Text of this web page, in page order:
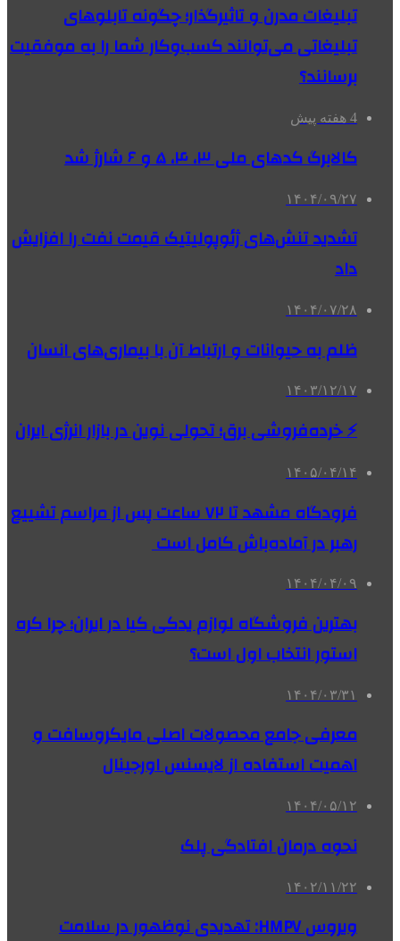
تبلیغات مدرن و تاثیرگذار؛ چگونه تابلوهای
تبلیغاتی می‌توانند کسب‌وکار شما را به موفقیت
برسانند؟
4 هفته پیش
کالابرگ کدهای ملی‌ ۳، ۴، ۵ و ۶ شارژ شد
۱۴۰۴/۰۹/۲۷
تشدید تنش‌های ژئوپولیتیک قیمت نفت را افزایش
داد
۱۴۰۴/۰۷/۲۸
ظلم به حیوانات و ارتباط آن با بیماری‌های انسان
۱۴۰۳/۱۲/۱۷
⚡ خرده‌فروشی برق؛ تحولی نوین در بازار انرژی ایران
۱۴۰۵/۰۴/۱۴
فرودگاه مشهد تا ۷۲ ساعت پس از مراسم تشییع
رهبر در آماده‌باش کامل است
۱۴۰۴/۰۴/۰۹
بهترین فروشگاه لوازم یدکی کیا در ایران؛ چرا کره
استور انتخاب اول است؟
۱۴۰۴/۰۳/۳۱
معرفی جامع محصولات اصلی مایکروسافت و
اهمیت استفاده از لایسنس اورجینال
۱۴۰۴/۰۵/۱۲
نحوه درمان افتادگی پلک
۱۴۰۲/۱۱/۲۲
ویروس HMPV: تهدیدی نوظهور در سلامت